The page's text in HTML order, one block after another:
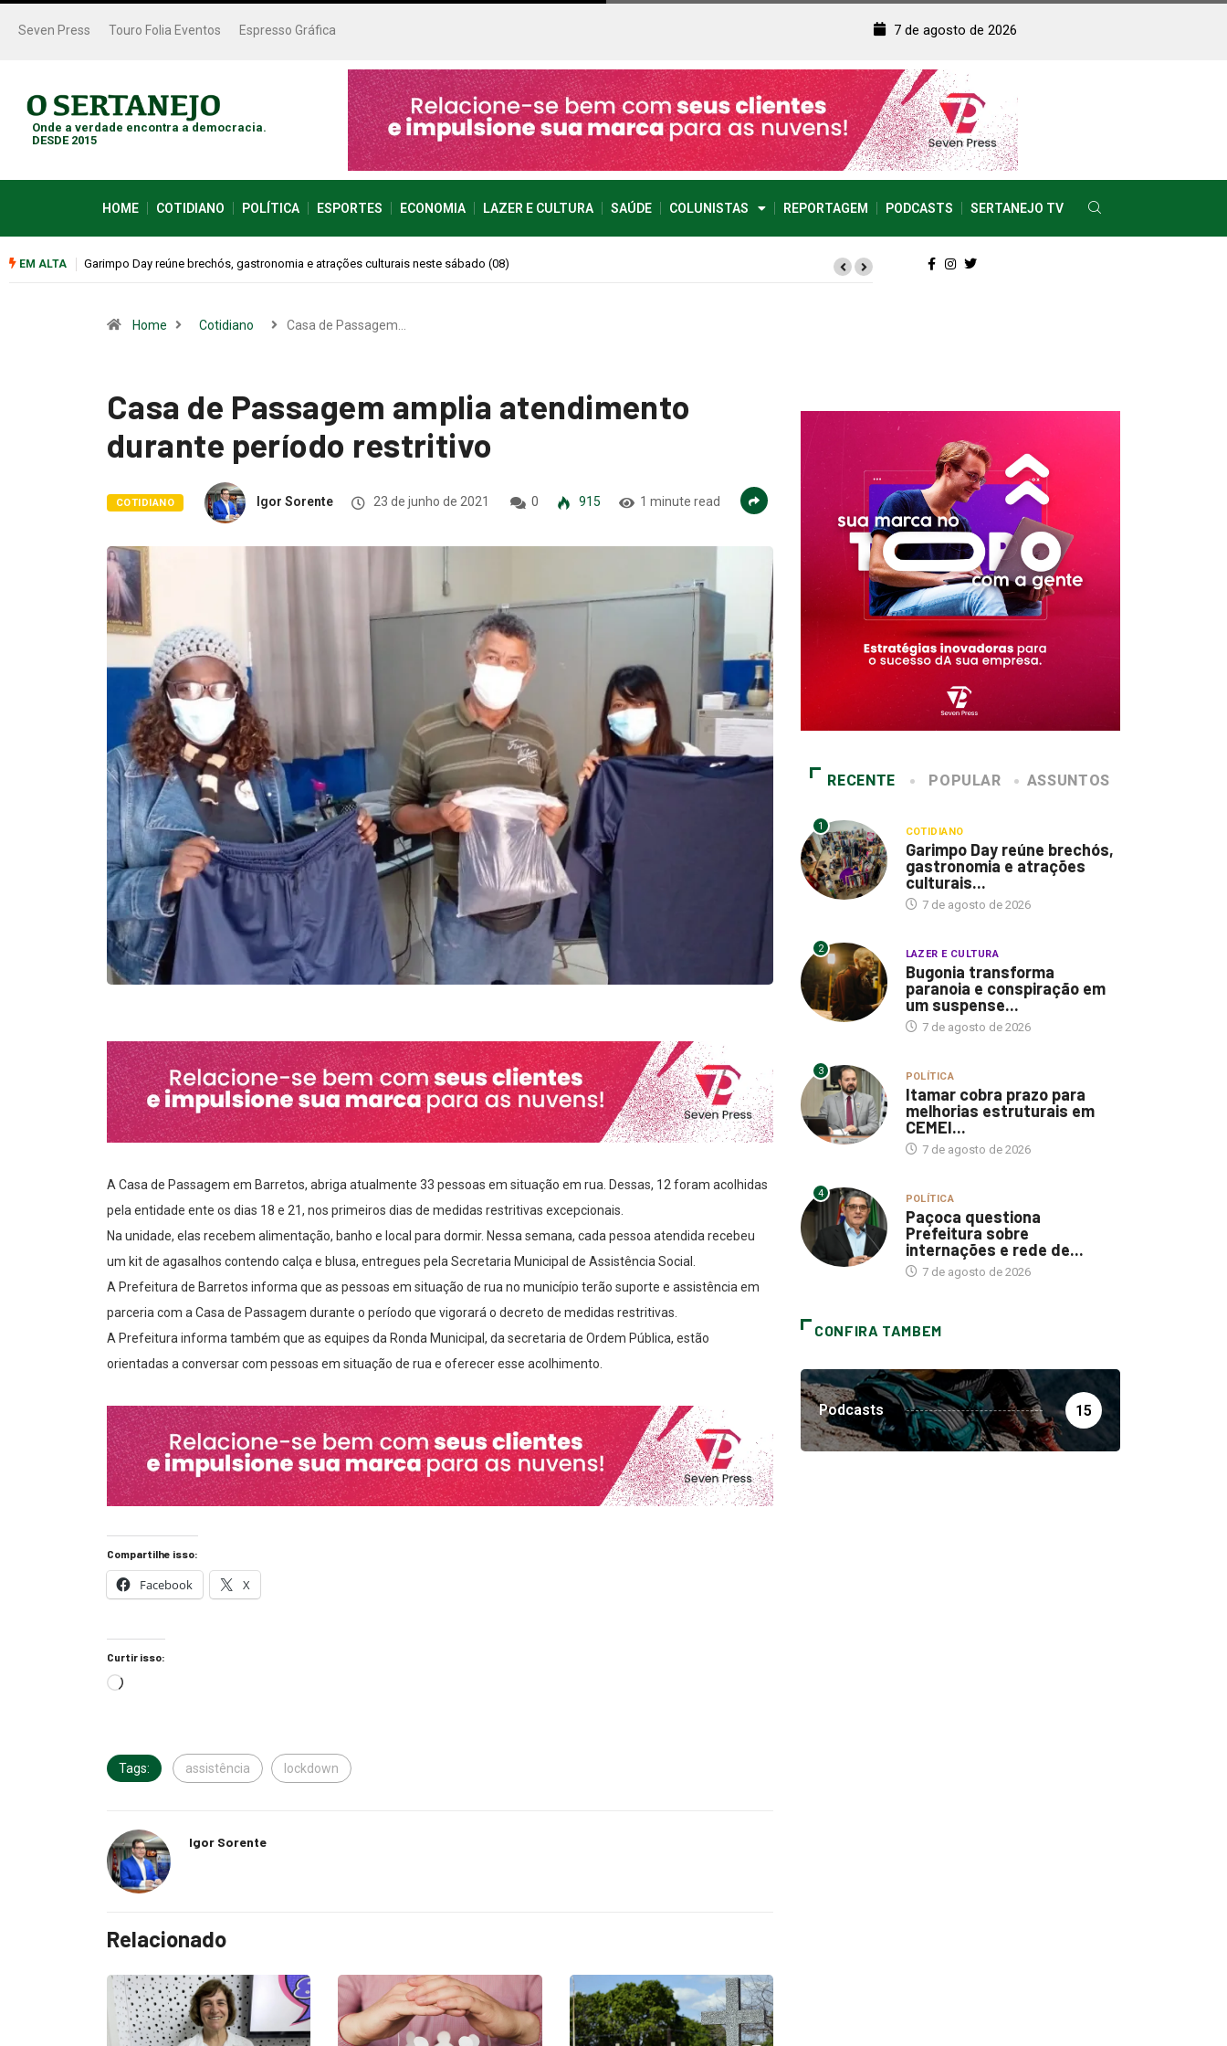
Seven Press Touro Folia Eventos Espresso Gráfica 7 de agosto de 2026
Onde a verdade encontra a democracia.
DESDE 2015
HOME COTIDIANO POLÍTICA ESPORTES ECONOMIA LAZER E CULTURA SAÚDE COLUNISTAS REPORTAGEM PODCASTS SERTANEJO TV
EM ALTA
neste sábado (08)Bugonia transforma paranoia e conspiração em um suspense imprevisível
Home Cotidiano Casa de Passagem…
Casa de Passagem amplia atendimento
durante período restritivo
COTIDIANO Igor Sorente 23 de junho de 2021 0 915 1 minute read
A Casa de Passagem em Barretos, abriga atualmente 33 pessoas em situação em rua. Dessas, 12 foram acolhidas
pela entidade ente os dias 18 e 21, nos primeiros dias de medidas restritivas excepcionais.
Na unidade, elas recebem alimentação, banho e local para dormir. Nessa semana, cada pessoa atendida recebeu
um kit de agasalhos contendo calça e blusa, entregues pela Secretaria Municipal de Assistência Social.
A Prefeitura de Barretos informa que as pessoas em situação de rua no município terão suporte e assistência em
parceria com a Casa de Passagem durante o período que vigorará o decreto de medidas restritivas.
A Prefeitura informa também que as equipes da Ronda Municipal, da secretaria de Ordem Pública, estão
orientadas a conversar com pessoas em situação de rua e oferecer esse acolhimento.
Compartilhe isso:
Facebook X
Curtir isso:
Tags: assistência lockdown
Igor Sorente
Relacionado
RECENTE POPULAR ASSUNTOS
1 COTIDIANO
Garimpo Day reúne brechós,
gastronomia e atrações
culturais...
7 de agosto de 2026
2 LAZER E CULTURA
Bugonia transforma
paranoia e conspiração em
um suspense...
7 de agosto de 2026
3 POLÍTICA
Itamar cobra prazo para
melhorias estruturais em
CEMEI...
7 de agosto de 2026
4 POLÍTICA
Paçoca questiona
Prefeitura sobre
internações e rede de...
7 de agosto de 2026
CONFIRA TAMBEM
Podcasts 15